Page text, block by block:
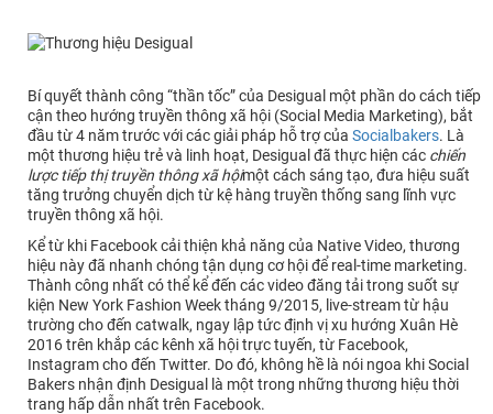
Bí quyết thành công “thần tốc” của Desigual một phần do cách tiếp
cận theo hướng truyền thông xã hội (Social Media Marketing), bắt
đầu từ 4 năm trước với các giải pháp hỗ trợ của Socialbakers. Là
một thương hiệu trẻ và linh hoạt, Desigual đã thực hiện các chiến
lược tiếp thị truyền thông xã hộimột cách sáng tạo, đưa hiệu suất
tăng trưởng chuyển dịch từ kệ hàng truyền thống sang lĩnh vực
truyền thông xã hội.
Kể từ khi Facebook cải thiện khả năng của Native Video, thương
hiệu này đã nhanh chóng tận dụng cơ hội để real-time marketing.
Thành công nhất có thể kể đến các video đăng tải trong suốt sự
kiện New York Fashion Week tháng 9/2015, live-stream từ hậu
trường cho đến catwalk, ngay lập tức định vị xu hướng Xuân Hè
2016 trên khắp các kênh xã hội trực tuyến, từ Facebook,
Instagram cho đến Twitter. Do đó, không hề là nói ngoa khi Social
Bakers nhận định Desigual là một trong những thương hiệu thời
trang hấp dẫn nhất trên Facebook.